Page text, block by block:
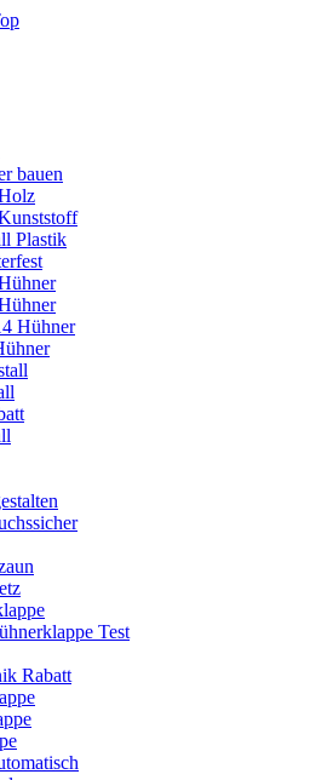
bauen
Plastik
Hühner
Test
Rabatt